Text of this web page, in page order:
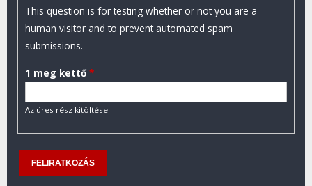
This question is for testing whether or not you are a
human visitor and to prevent automated spam
submissions.
1 meg kettő *
Az üres rész kitöltése.